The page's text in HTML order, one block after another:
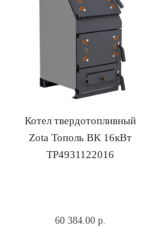
Котел твердотопливный
Zota Тополь ВК 16кВт
TP4931122016
60 384.00 р.